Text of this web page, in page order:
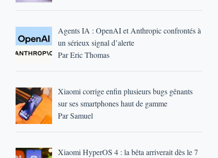
Agents IA : OpenAI et Anthropic confrontés à
un sérieux signal d’alerte
Par Eric Thomas
Xiaomi corrige enfin plusieurs bugs gênants
sur ses smartphones haut de gamme
Par Samuel
Xiaomi HyperOS 4 : la bêta arriverait dès le 7